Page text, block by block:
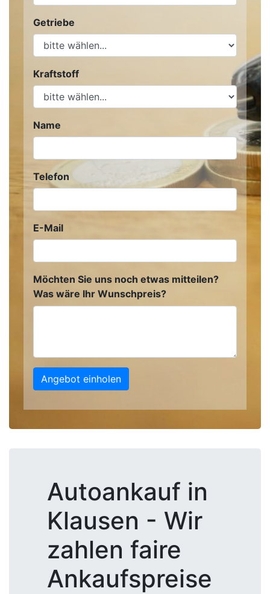
Getriebe
Kraftstoff
Name
Telefon
E-Mail
Möchten Sie uns noch etwas mitteilen?
Was wäre Ihr Wunschpreis?
Angebot einholen
Autoankauf in
Klausen - Wir
zahlen faire
Ankaufspreise